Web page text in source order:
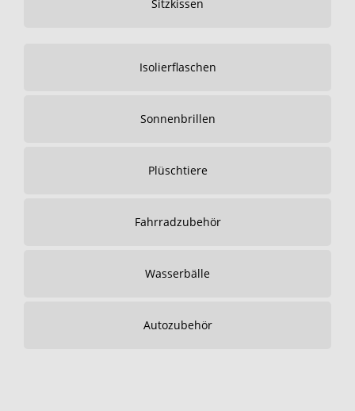
Sitzkissen
Isolierflaschen
Sonnenbrillen
Plüschtiere
Fahrradzubehör
Wasserbälle
Autozubehör